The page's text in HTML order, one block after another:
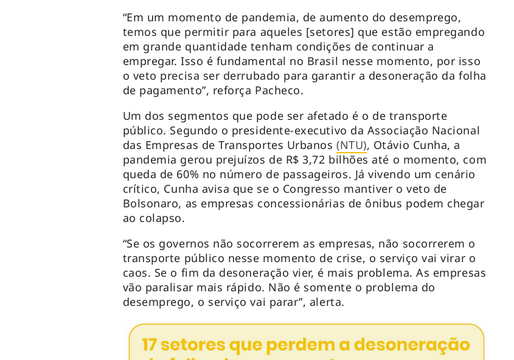
“Em um momento de pandemia, de aumento do desemprego,
temos que permitir para aqueles [setores] que estão empregando
em grande quantidade tenham condições de continuar a
empregar. Isso é fundamental no Brasil nesse momento, por isso
o veto precisa ser derrubado para garantir a desoneração da folha
de pagamento”, reforça Pacheco.
Um dos segmentos que pode ser afetado é o de transporte
público. Segundo o presidente-executivo da Associação Nacional
das Empresas de Transportes Urbanos(NTU), Otávio Cunha, a
pandemia gerou prejuízos de R$ 3,72 bilhões até o momento, com
queda de 60% no número de passageiros. Já vivendo um cenário
crítico, Cunha avisa que se o Congresso mantiver o veto de
Bolsonaro, as empresas concessionárias de ônibus podem chegar
ao colapso.
“Se os governos não socorrerem as empresas, não socorrerem o
transporte público nesse momento de crise, o serviço vai virar o
caos. Se o fim da desoneração vier, é mais problema. As empresas
vão paralisar mais rápido. Não é somente o problema do
desemprego, o serviço vai parar”, alerta.